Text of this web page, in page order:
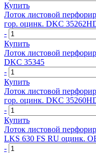
Купить
Лоток листовой
гор. оцинк. DKC
-
Купить
Лоток листовой
DKC 35345
-
Купить
Лоток листовой
гор. оцинк. DKC
-
Купить
Лоток листовой
LKS 630 FS RU оцинк.
-